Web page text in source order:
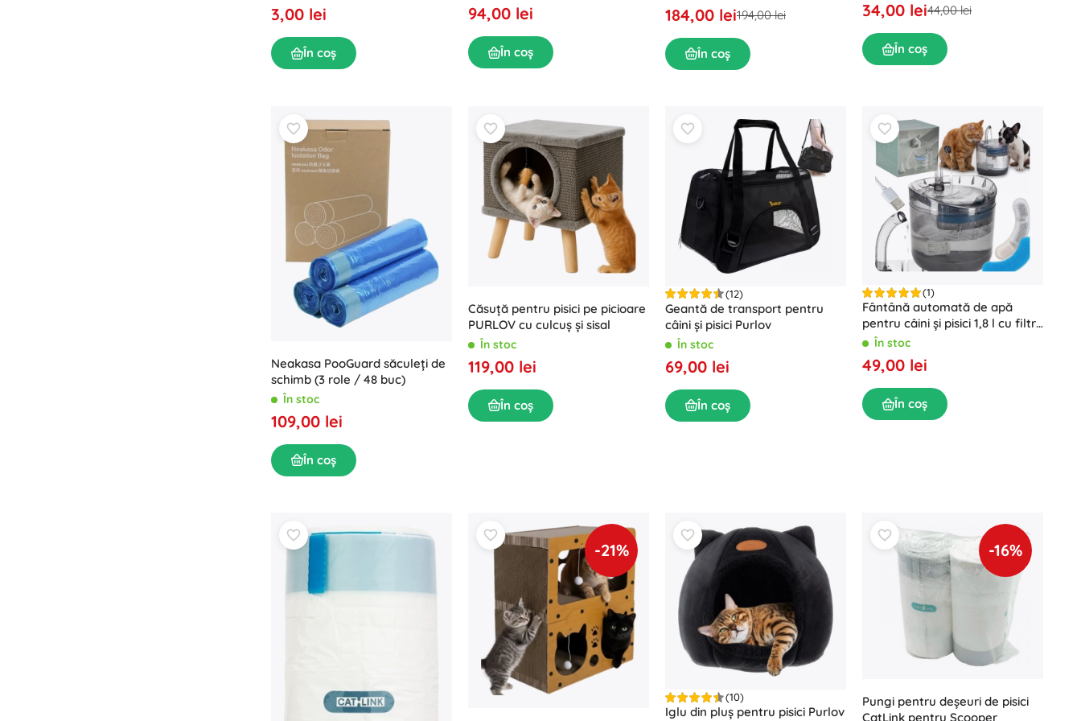
lemn
3,00 lei
În coș
94,00 lei
În coș
184,00 lei194,00 lei
În coș
34,00 lei44,00 lei
În coș
Neakasa PooGuard săculeți de
schimb (3 role / 48 buc)
În stoc
109,00 lei
În coș
Căsuță pentru pisici pe picioare
PURLOV cu culcuș și sisal
În stoc
119,00 lei
În coș
(12)
Geantă de transport pentru
câini și pisici Purlov
În stoc
69,00 lei
În coș
(1)
Fântână automată de apă
pentru câini și pisici 1,8 l cu filtru
și pompă USB
În stoc
49,00 lei
În coș
-21%
(10)
Iglu din pluș pentru pisici Purlov
-16%
Pungi pentru deșeuri de pisici
CatLink pentru Scooper